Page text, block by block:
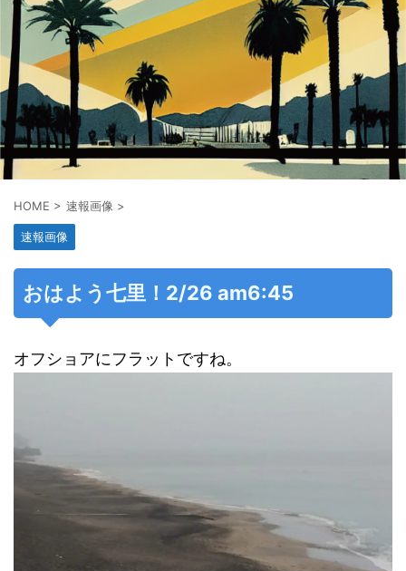
HOME > 速報画像 >
速報画像
おはよう七里！2/26 am6:45
オフショアにフラットですね。